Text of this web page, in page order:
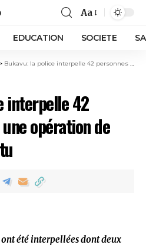
Aa
EDUCATION SOCIETE
> Bukavu: la police interpelle 42 personnes après une opération de bouclage à Kadutu
interpelle 42
opération de
été interpellées dont deux